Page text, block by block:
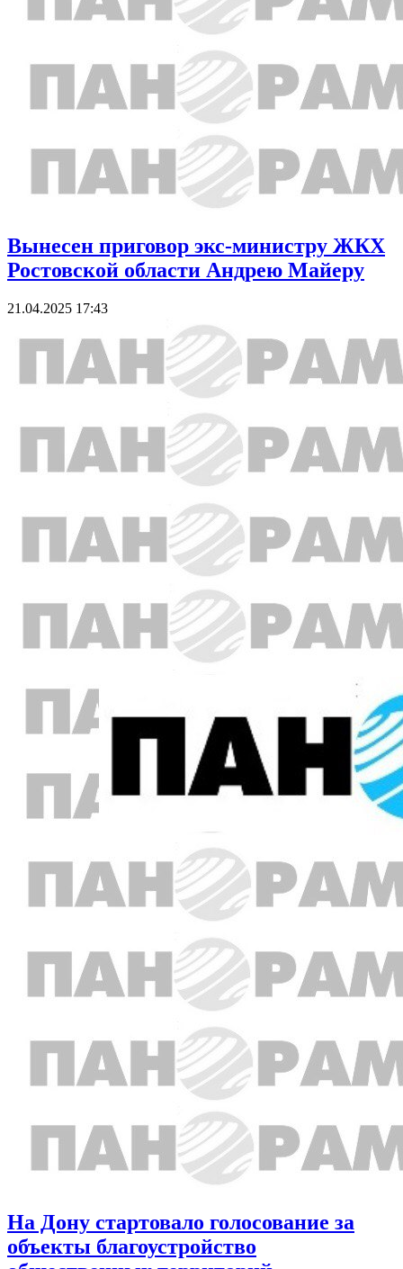
Вынесен приговор экс-министру ЖКХ
Ростовской области Андрею Майеру
21.04.2025 17:43
На Дону стартовало голосование за
объекты благоустройство